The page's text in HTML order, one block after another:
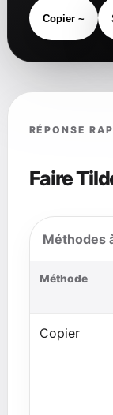
Copier ~
RÉPONSE
Faire
Méthodes
Méthode
Copier